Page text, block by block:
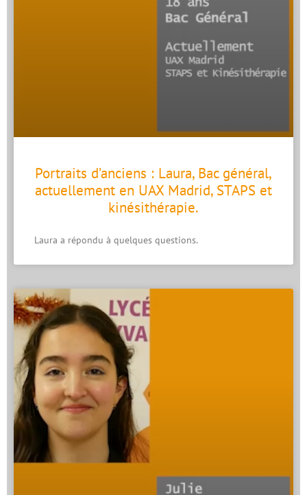
Portraits d’anciens : Laura, Bac général,
actuellement en UAX Madrid, STAPS et
kinésithérapie.
Laura a répondu à quelques questions.